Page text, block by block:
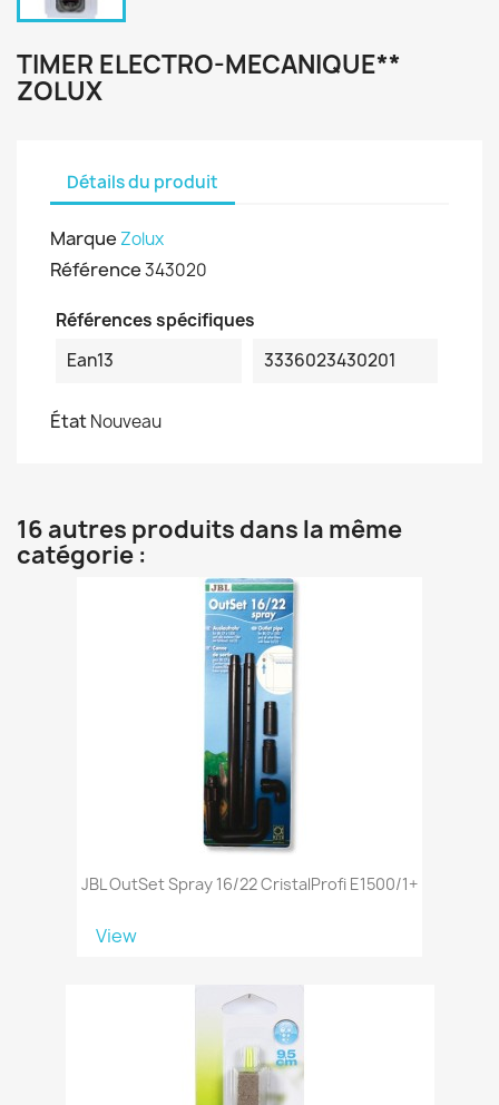
TIMER ELECTRO-MECANIQUE**
ZOLUX
Détails du produit
Marque Zolux
Référence343020
Références spécifiques
Ean13
3336023430201
ÉtatNouveau
16 autres produits dans la même
catégorie :
JBL OutSet Spray 16/22 CristalProfi E1500/1+
View